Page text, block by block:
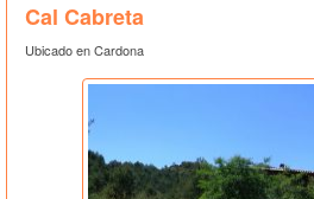
Cal Cabreta
Ubicado en Cardona